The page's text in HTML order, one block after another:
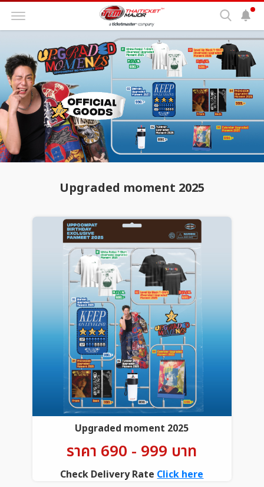
Upgraded moment 2025
Upgraded moment 2025
ราคา 690 - 999 บาท
Check Delivery RateClick here